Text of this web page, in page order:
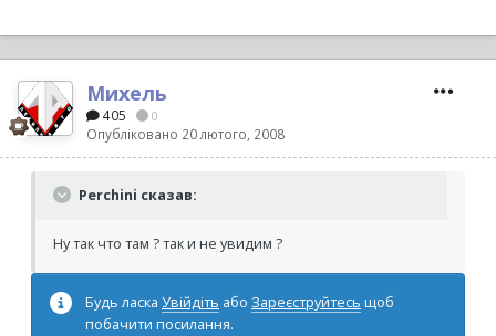
Михель
405 0
Опубліковано 20 лютого, 2008
Perchini сказав:
Ну так что там ? так и не увидим ?
Будь ласка Увійдіть або Зареєструйтесь щоб
побачити посилання.